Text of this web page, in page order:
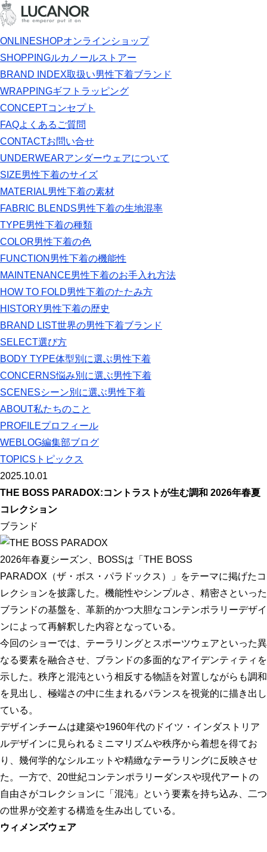
ONLINESHOPオンラインショップ
SHOPPINGルカノールストアー
BRAND INDEX取扱い男性下着ブランド
WRAPPINGギフトラッピング
CONCEPTコンセプト
FAQよくあるご質問
CONTACTお問い合せ
UNDERWEARアンダーウェアについて
SIZE男性下着のサイズ
MATERIAL男性下着の素材
FABRIC BLENDS男性下着の生地混率
TYPE男性下着の種類
COLOR男性下着の色
FUNCTION 男性下着の機能性
MAINTENANCE男性下着のお手入れ方法
HOW TO FOLD男性下着のたたみ方
HISTORY男性下着の歴史
BRAND LIST世界の男性下着ブランド
SELECT選び方
BODY TYPE体型別に選ぶ男性下着
CONCERNS悩み別に選ぶ男性下着
SCENESシーン別に選ぶ男性下着
ABOUT私たちのこと
PROFILEプロフィール
WEBLOG編集部ブログ
TOPICS トピックス
2025.10.01
THE BOSS PARADOX:コントラストが生む調和 2026年春夏
コレクション
ブランド
2026年春夏シーズン、BOSSは「THE BOSS
PARADOX（ザ・ボス・パラドックス）」をテーマに掲げたコ
レクションを披露した。機能性やシンプルさ、精密さといった
ブランドの基盤を、革新的かつ大胆なコンテンポラリーデザイ
ンによって再解釈した内容となっている。
今回のショーでは、テーラリングとスポーツウェアといった異
なる要素を融合させ、ブランドの多面的なアイデンティティを
示した。秩序と混沌という相反する物語を対置しながらも調和
を見出し、極端さの中に生まれるバランスを視覚的に描き出し
ている。
デザインチームは建築や1960年代のドイツ・インダストリア
ルデザインに見られるミニマリズムや秩序から着想を得てお
り、幾何学的なシルエットや精緻なテーラリングに反映させ
た。一方で、20世紀コンテンポラリーダンスや現代アートの
自由さがコレクションに「混沌」という要素を持ち込み、二つ
の世界が交差する構造を生み出している。
ウィメンズウェア